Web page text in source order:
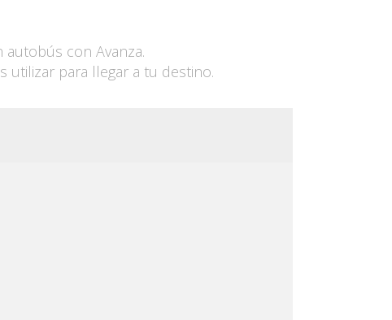
con Avanza.
para llegar a tu destino.